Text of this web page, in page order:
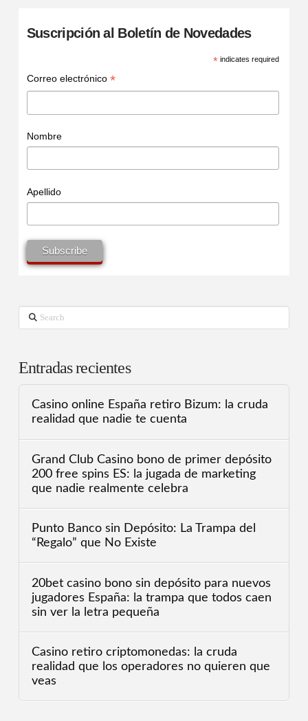
Suscripción al Boletín de Novedades
*indicates required
Correo electrónico *
Nombre
Apellido
Search
Entradas recientes
Casino online España retiro Bizum: la cruda
realidad que nadie te cuenta
Grand Club Casino bono de primer depósito
200 free spins ES: la jugada de marketing
que nadie realmente celebra
Punto Banco sin Depósito: La Trampa del
“Regalo” que No Existe
20bet casino bono sin depósito para nuevos
jugadores España: la trampa que todos caen
sin ver la letra pequeña
Casino retiro criptomonedas: la cruda
realidad que los operadores no quieren que
veas